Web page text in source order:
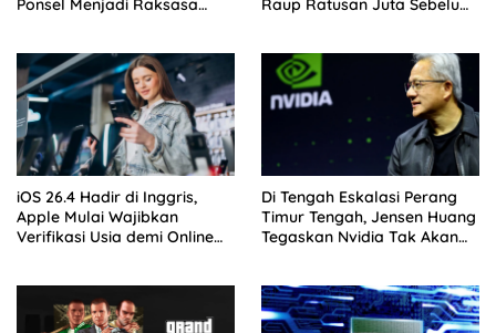
Ponsel Menjadi Raksasa
Raup Ratusan Juta Sebelum
iOS 26.4 Hadir di Inggris,
Apple Mulai Wajibkan
Verifikasi Usia demi Online
Di Tengah Eskalasi Perang
Timur Tengah, Jensen Huang
Tegaskan Nvidia Tak Akan